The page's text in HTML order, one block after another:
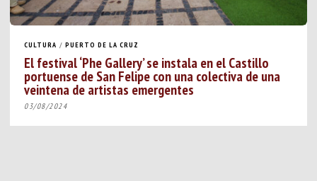
CULTURA / PUERTO DE LA CRUZ
El festival ‘Phe Gallery’ se instala en el Castillo
portuense de San Felipe con una colectiva de una
veintena de artistas emergentes
03/08/2024